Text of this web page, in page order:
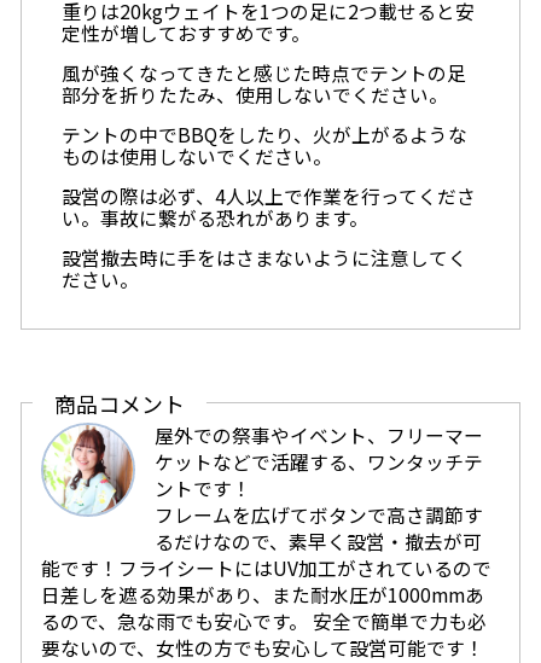
重りは20kgウェイトを1つの足に2つ載せると安
定性が増しておすすめです。
風が強くなってきたと感じた時点でテントの足
部分を折りたたみ、使用しないでください。
テントの中でBBQをしたり、火が上がるような
ものは使用しないでください。
設営の際は必ず、4人以上で作業を行ってくださ
い。事故に繋がる恐れがあります。
設営撤去時に手をはさまないように注意してく
ださい。
商品コメント
屋外での祭事やイベント、フリーマー
ケットなどで活躍する、ワンタッチテ
ントです！
フレームを広げてボタンで高さ調節す
るだけなので、素早く設営・撤去が可
能です！フライシートにはUV加工がされているので
日差しを遮る効果があり、また耐水圧が1000mmあ
るので、急な雨でも安心です。 安全で簡単で力も必
要ないので、女性の方でも安心して設営可能です！